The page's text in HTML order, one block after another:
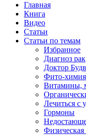
Главная
Книга
Видео
Статьи
Статьи по темам
Избранное
Диагноз рак
Доктор
Фито-химия
Витамины,
Лечиться с
Гормоны
Физическая